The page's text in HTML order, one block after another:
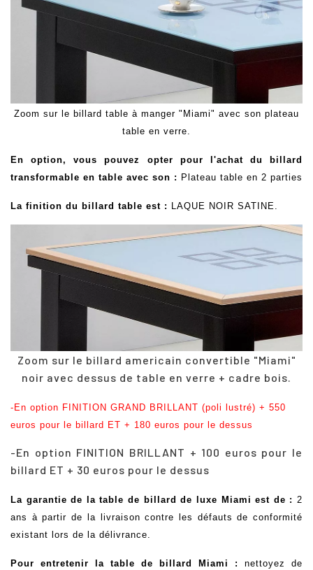
Zoom sur le billard table à manger "Miami" avec son plateau
table en verre.
En option, vous pouvez opter pour l'achat du billard
transformable en table avec son : Plateau table en 2 parties
La finition du billard table est : LAQUE NOIR SATINE.
Zoom sur le billard americain convertible "Miami"
noir avec dessus de table en verre + cadre bois.
-En option FINITION GRAND BRILLANT (poli lustré) + 550
euros pour le billard ET + 180 euros pour le dessus
-En option FINITION BRILLANT + 100 euros pour le
billard ET + 30 euros pour le dessus
La garantie de la table de billard de luxe Miami est de : 2
ans à partir de la livraison contre les défauts de conformité
existant lors de la délivrance.
Pour entretenir la table de billard Miami :
nettoyez de